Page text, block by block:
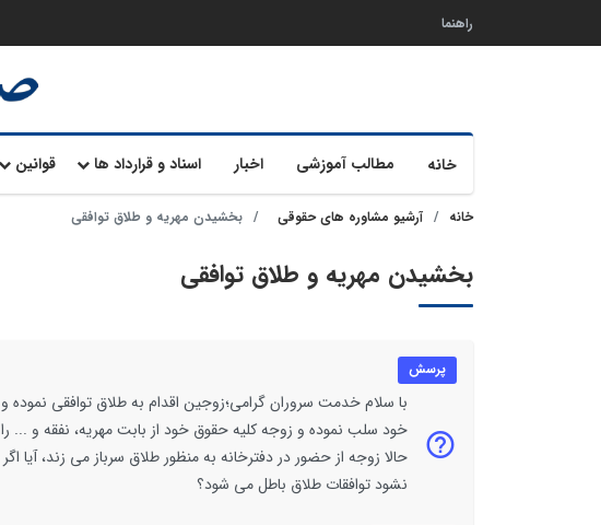
راهنما
خانه مطالب آموزشی اخبار اسناد و قرارداد ها قوانین
خانه آرشیو مشاوره های حقوقی بخشیدن مهریه و طلاق توافقی
بخشیدن مهریه و طلاق توافقی
پرسش
با سلام خدمت سروران گرامی؛زوجین اقدام به طلاق توافقی
خود سلب نموده و زوجه کلیه حقوق خود از بابت مهریه، نفقه و ...
حالا زوجه از حضور در دفترخانه به منظور طلاق سرباز می زند، آیا
نشود توافقات طلاق باطل می شود؟